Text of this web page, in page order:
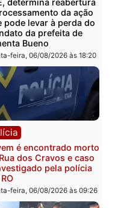
Polícia
Polícia Militar apreende
explosivos e
durante patrulhamento
fluvial no Rio Madeira em
Porto Velho
sexta-feira, 07/08/2026 às